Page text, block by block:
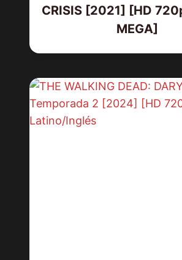
CRISIS [2021] [HD
MEGA]